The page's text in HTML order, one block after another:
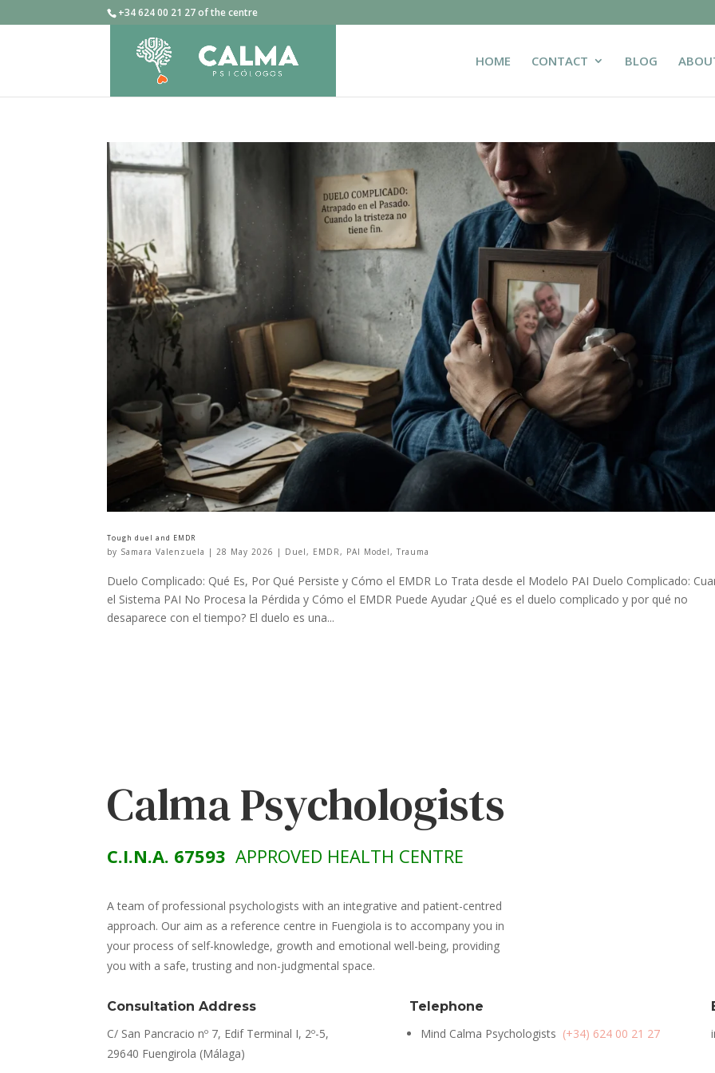
+34 624 00 21 27 of the centre
HOME CONTACT BLOG
Tough duel and EMDR
by Samara Valenzuela |28 May 2026 | Duel, EMDR, PAI Model,Trauma
Duelo Complicado: Qué Es, Por Qué Persiste y Cómo el EMDR Lo Trata desde el Modelo PAI Duelo Complicado:
el Sistema PAI No Procesa la Pérdida y Cómo el EMDR Puede Ayudar ¿Qué es el duelo complicado y por qué no
desaparece con el tiempo? El duelo es una...
Calma Psychologists
C.I.N.A. 67593 APPROVED HEALTH CENTRE
A team of professional psychologists with an integrative and patient-centred
approach. Our aim as a reference centre in Fuengiola is to accompany you in
your process of self-knowledge, growth and emotional well-being, providing
you with a safe, trusting and non-judgmental space.
Consultation Address
C/ San Pancracio nº 7, Edif Terminal I, 2º-5,
29640 Fuengirola (Málaga)
Telephone
Mind Calma Psychologists (+34) 624 00 21 27